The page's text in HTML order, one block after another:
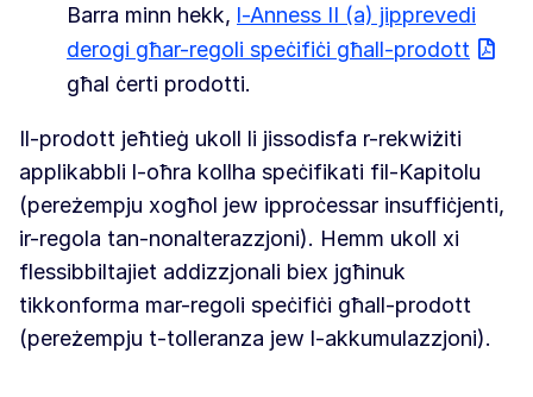
Barra minn hekk, l-Anness II (a) jipprevedi
derogi għar-regoli speċifiċi għall-prodott
għal ċerti prodotti.
Il-prodott jeħtieġ ukoll li jissodisfa r-rekwiżiti
applikabbli l-oħra kollha speċifikati fil-Kapitolu
(pereżempju xogħol jew ipproċessar insuffiċjenti,
ir-regola tan-nonalterazzjoni). Hemm ukoll xi
flessibbiltajiet addizzjonali biex jgħinuk
tikkonforma mar-regoli speċifiċi għall-prodott
(pereżempju t-tolleranza jew l-akkumulazzjoni).